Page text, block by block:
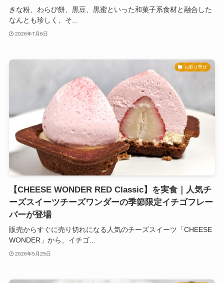
きな粉、わらび餅、黒豆、黒蜜といった和菓子系食材と融合した
なんとも珍しく、そ...
2026年7月6日
お取り寄せ
【CHEESE WONDER RED Classic】を実食｜人気チ
ーズスイーツチーズワンダーの季節限定イチゴフレー
バーが登場
販売からすぐに売り切れになる人気のチーズスイーツ「CHEESE
WONDER」から、イチゴ...
2026年5月25日